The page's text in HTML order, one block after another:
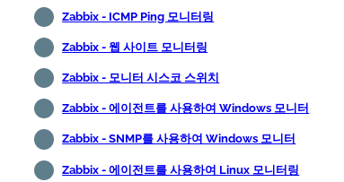
Zabbix - ICMP Ping 모니터링
Zabbix - 웹 사이트 모니터링
Zabbix - 모니터 시스코 스위치
Zabbix - 에이전트를 사용하여 Windows 모니터
Zabbix - SNMP를 사용하여 Windows 모니터
Zabbix - 에이전트를 사용하여 Linux 모니터링